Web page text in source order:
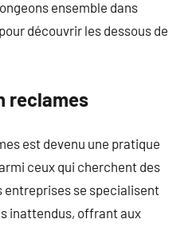
ensemble dans
découvrir les dessous de
reclames
est devenu une pratique
ceux qui cherchent des
entreprises se specialisent
inattendus, offrant aux